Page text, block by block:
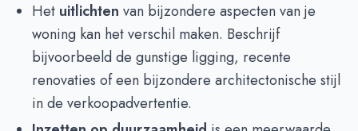
Het uitlichten van bijzondere aspecten van je
woning kan het verschil maken. Beschrijf
bijvoorbeeld de gunstige ligging, recente
renovaties of een bijzondere architectonische stijl
in de verkoopadvertentie.